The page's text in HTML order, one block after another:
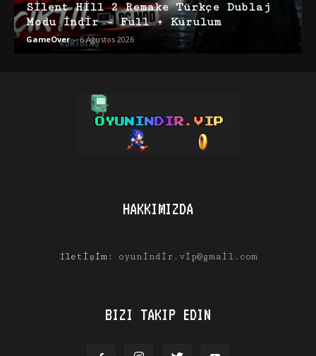
Silent Hill 2 Remake Türkçe Dublaj
Modu İndir – Full + Kurulum
GameOver - 6 Ağustos 2026
HAKKIMIZDA
İletişim: oyunindir.vip@gmail.com
BIZI TAKIP EDIN